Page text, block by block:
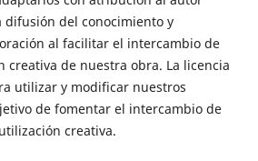
difusión del conocimiento y
al facilitar el intercambio de
creativa de nuestra obra. La licencia
utilizar y modificar nuestros
de fomentar el intercambio de
creativa.